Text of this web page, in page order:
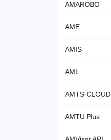
AMAROBO
AME
AMIS
AML
AMTS-CLOUD
AMTU Plus